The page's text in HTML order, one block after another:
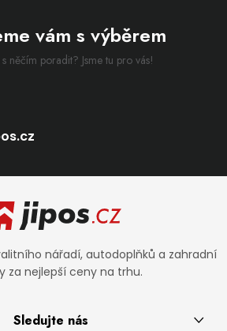
vám s výběrem
něčím poradit? Jsme tu pro vás!
nářadí, autodoplňků a zahradní
za nejlepší ceny na trhu.
Sledujte nás